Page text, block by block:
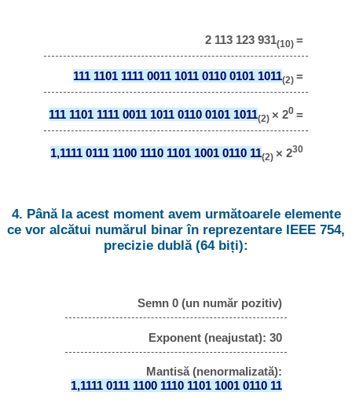
2 113 123 931(10) =
111 1101 1111 0011 1011 0110 0101 1011(2) =
111 1101 1111 0011 1011 0110 0101 1011(2) × 20 =
1,1111 0111 1100 1110 1101 1001 0110 11(2) × 230
4. Până la acest moment avem următoarele elemente
ce vor alcătui numărul binar în reprezentare IEEE 754,
precizie dublă (64 biți):
Semn 0 (un număr pozitiv)
Exponent (neajustat): 30
Mantisă (nenormalizată):
1,1111 0111 1100 1110 1101 1001 0110 11